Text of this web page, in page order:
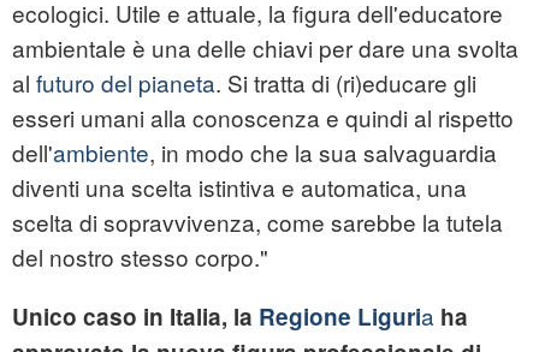
ecologici. Utile e attuale, la figura dell'educatore
ambientale è una delle chiavi per dare una svolta
al futuro del pianeta. Si tratta di (ri)educare gli
esseri umani alla conoscenza e quindi al rispetto
dell'ambiente, in modo che la sua salvaguardia
diventi una scelta istintiva e automatica, una
scelta di sopravvivenza, come sarebbe la tutela
del nostro stesso corpo."
Unico caso in Italia, la Regione Liguria ha